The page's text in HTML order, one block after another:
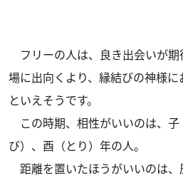
フリーの人は、良き出会いが期
場に出向くより、縁結びの神様
といえそうです。
この時期、相性がいいのは、子
び）、酉（とり）年の人。
距離を置いたほうがいいのは、